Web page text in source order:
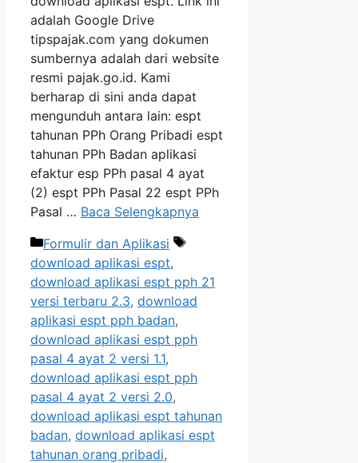
adalah Google Drive
tipspajak.com yang dokumen
sumbernya adalah dari website
resmi pajak.go.id. Kami
berharap di sini anda dapat
mengunduh antara lain: espt
tahunan PPh Orang Pribadi espt
tahunan PPh Badan aplikasi
efaktur esp PPh pasal 4 ayat
(2) espt PPh Pasal 22 espt PPh
Pasal … Baca Selengkapnya
Kategori
Formulir dan Aplikasi
Tag
download aplikasi espt,
download aplikasi espt pph 21
versi terbaru 2.3, download
aplikasi espt pph badan,
download aplikasi espt pph
pasal 4 ayat 2 versi 1.1,
download aplikasi espt pph
pasal 4 ayat 2 versi 2.0,
download aplikasi espt tahunan
badan, download aplikasi espt
tahunan orang pribadi,